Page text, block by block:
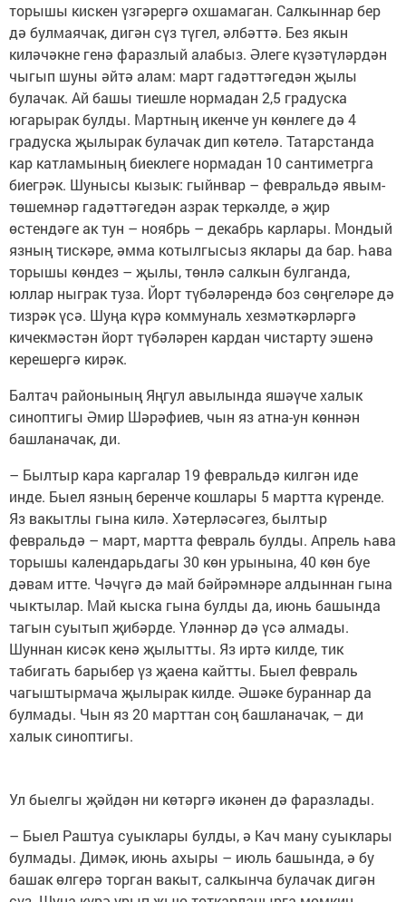
торышы кискен үзгәрергә охшамаган. Салкыннар бер
дә булмаячак, дигән сүз түгел, әлбәттә. Без якын
киләчәкне генә фаразлый алабыз. Әлеге күзәтүләрдән
чыгып шуны әйтә алам: март гадәттәгедән җылы
булачак. Ай башы тиешле нормадан 2,5 градуска
югарырак булды. Мартның икенче ун көнлеге дә 4
градуска җылырак булачак дип көтелә. Татарстанда
кар катламының биеклеге нормадан 10 сантиметрга
биегрәк. Шунысы кызык: гыйнвар – февральдә явым-
төшемнәр гадәттәгедән азрак теркәлде, ә җир
өстендәге ак тун – ноябрь – декабрь карлары. Мондый
язның тискәре, әмма котылгысыз яклары да бар. Һава
торышы көндез – җылы, төнлә салкын булганда,
юллар ныграк туза. Йорт түбәләрендә боз сөңгеләре дә
тизрәк үсә. Шуңа күрә коммуналь хезмәткәрләргә
кичекмәстән йорт түбәләрен кардан чистарту эшенә
керешергә кирәк.
Балтач районының Яңгул авылында яшәүче халык
синоптигы Әмир Шәрәфиев, чын яз атна-ун көннән
башланачак, ди.
– Былтыр кара каргалар 19 февральдә килгән иде
инде. Быел язның беренче кошлары 5 мартта күренде.
Яз вакытлы гына килә. Хәтерләсәгез, былтыр
февральдә – март, мартта февраль булды. Апрель һава
торышы календарьдагы 30 көн урынына, 40 көн буе
дәвам итте. Чәчүгә дә май бәйрәмнәре алдыннан гына
чыктылар. Май кыска гына булды да, июнь башында
тагын суытып җибәрде. Үләннәр дә үсә алмады.
Шуннан кисәк кенә җылытты. Яз иртә килде, тик
табигать барыбер үз җаена кайтты. Быел февраль
чагыштырмача җылырак килде. Әшәке бураннар да
булмады. Чын яз 20 марттан соң башланачак, – ди
халык синоптигы.
Ул быелгы җәйдән ни көтәргә икәнен дә фаразлады.
– Быел Раштуа суыклары булды, ә Кач ману суыклары
булмады. Димәк, июнь ахыры – июль башында, ә бу
башак өлгерә торган вакыт, салкынча булачак дигән